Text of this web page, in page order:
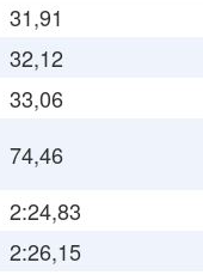
31,91
32,12
33,06
74,46
2:24,83
2:26,15